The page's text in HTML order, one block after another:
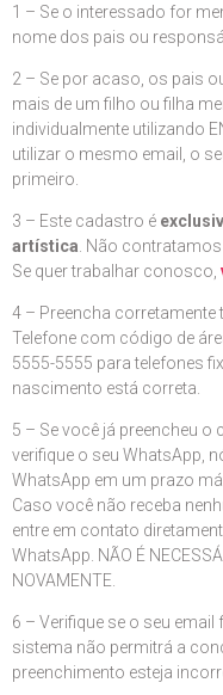
1 – Se o interessado for
nome dos pais ou
2 – Se por acaso, os pais
mais de um filho ou filha
individualmente utilizando
utilizar o mesmo email, o
primeiro.
3 – Este cadastro é
artística . Não
Se quer trabalhar conosco,
4 – Preencha
Telefone com código de
5555-5555 para telefones
nascimento está correta.
5 – Se você já preencheu o
verifique o seu WhatsApp,
WhatsApp em um prazo
Caso você não receba
entre em contato
WhatsApp. NÃO É
NOVAMENTE.
6 – Verifique se o seu
sistema não permitrá a
preenchimento esteja